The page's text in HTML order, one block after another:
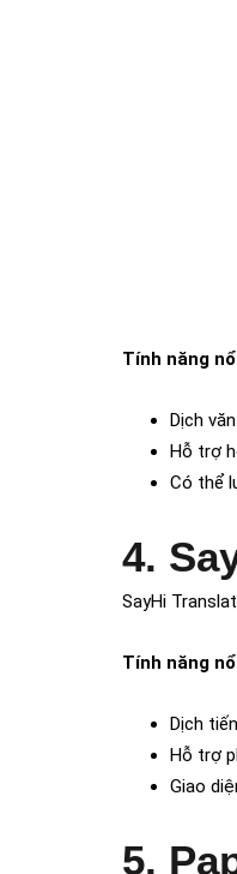
Tính năng
Dịch
Hỗ trợ
Có thể
4.
SayHi
Tính năng
Dịch
Hỗ trợ
Giao
5.